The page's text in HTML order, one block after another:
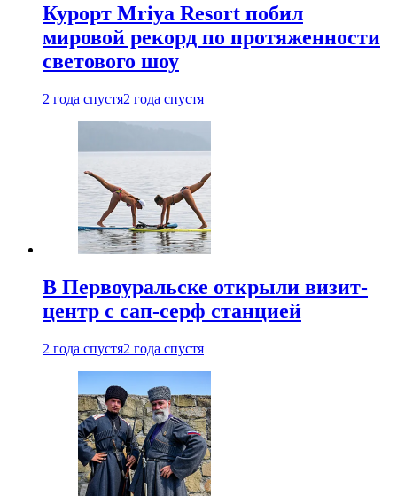
Курорт Mriya Resort побил
мировой рекорд по протяженности
светового шоу
2 года спустя2 года спустя
В Первоуральске открыли визит-
центр с сап-серф станцией
2 года спустя2 года спустя